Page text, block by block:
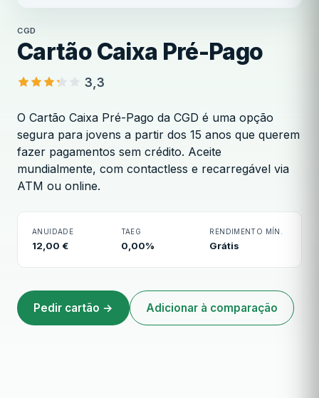
Cartão Caixa Pré-Pago
CGD
Cartão Caixa Pré-Pago
3,3
O Cartão Caixa Pré-Pago da CGD é uma opção
segura para jovens a partir dos 15 anos que querem
fazer pagamentos sem crédito. Aceite
mundialmente, com contactless e recarregável via
ATM ou online.
ANUIDADE
12,00 €
TAEG
0,00%
RENDIMENTO MÍN.
Grátis
Pedir cartão → Adicionar à comparação